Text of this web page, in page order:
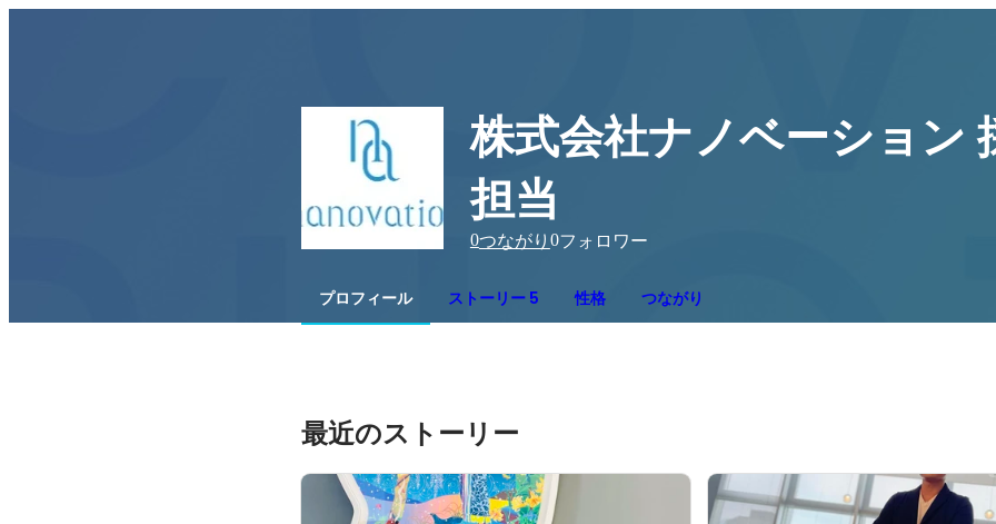
株式会社ナノベーション
担当
0つながり 0フォロワー
プロフィール ストーリー 5 性格 つながり
最近のストーリー